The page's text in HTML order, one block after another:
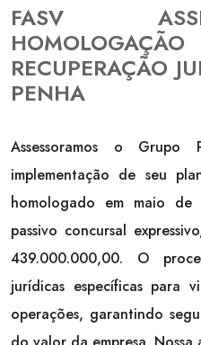
FASV
RECUPERAÇÃO
PENHA
Assessoramos o
implementação de seu
homologado em maio
passivo concursal
439.000.000,00. O
jurídicas específicas para
operações, garantindo